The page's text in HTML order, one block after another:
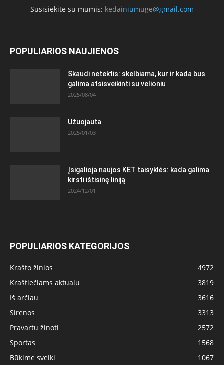
Susisiekite su mumis: kedainiumuge@gmail.com
POPULIARIOS NAUJIENOS
Skaudi netektis: skelbiama, kur ir kada bus
galima atsisveikinti su velioniu
2025/08/04
Užuojauta
2025/01/03
Įsigalioja naujos KET taisyklės: kada galima
kirsti ištisinę liniją
2024/12/01
POPULIARIOS KATEGORIJOS
Krašto žinios
4972
Kraštiečiams aktualu
3819
Iš arčiau
3616
Sirenos
3313
Pravartu žinoti
2572
Sportas
1568
Būkime sveiki
1067